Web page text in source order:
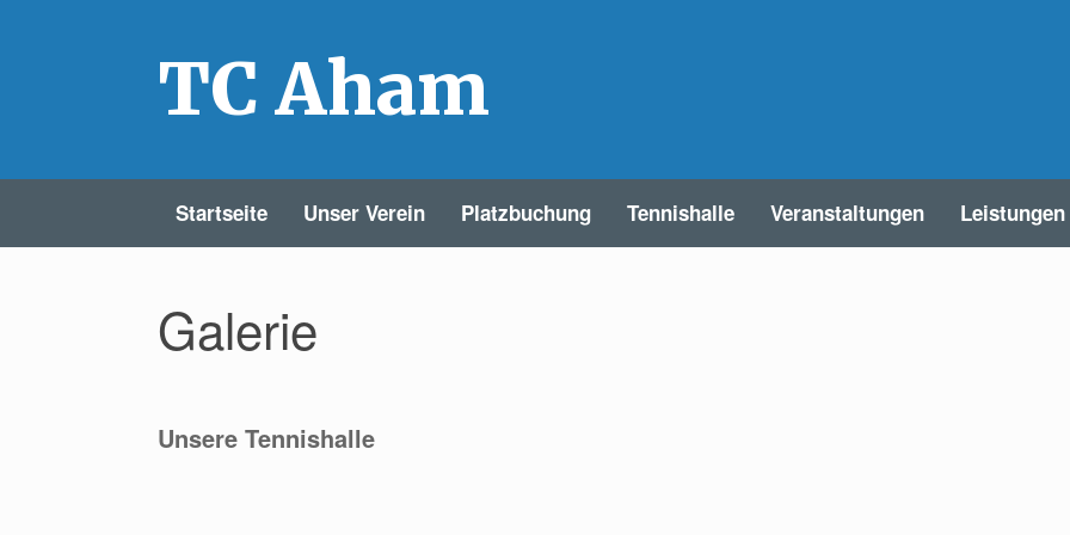
TC Aham
Startseite Unser Verein Platzbuchung Tennishalle Veranstaltungen
Galerie
Unsere Tennishalle